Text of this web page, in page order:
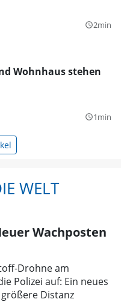
query_builder2min
Wohnhaus stehen
query_builder1min
WELT
Wachposten
Drohne am
Polizei auf: Ein neues
Distanz